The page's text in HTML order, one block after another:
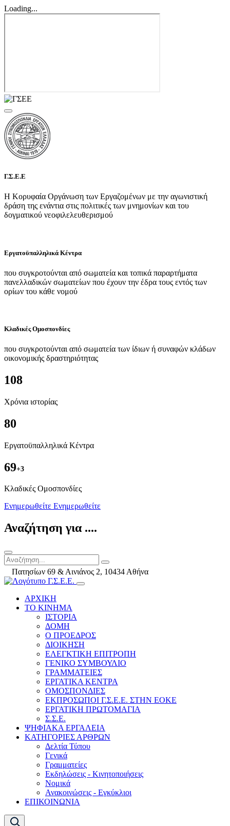
Loading...
Γ.Σ.Ε.Ε
Η Κορυφαία Οργάνωση των Εργαζομένων με την αγωνιστική
δράση της ενάντια στις πολιτικές των μνημονίων και του
δογματικού νεοφιλελευθερισμού
Εργατοϋπαλληλικά Κέντρα
που συγκροτούνται από σωματεία και τοπικά παραρτήματα
πανελλαδικών σωματείων που έχουν την έδρα τους εντός των
ορίων του κάθε νομού
Κλαδικές Ομοσπονδίες
που συγκροτούνται από σωματεία των ίδιων ή συναφών κλάδων
οικονομικής δραστηριότητας
108
Χρόνια ιστορίας
80
Εργατοϋπαλληλικά Κέντρα
69+3
Kλαδικές Ομοσπονδίες
Ενημερωθείτε Ενημερωθείτε
Αναζήτηση για ....
Πατησίων 69 & Αινιάνος 2, 10434 Αθήνα
ΑΡΧΙΚΗ
ΤΟ ΚΙΝΗΜΑ
ΙΣΤΟΡΙΑ
ΔΟΜΗ
Ο ΠΡΟΕΔΡΟΣ
ΔΙΟΙΚΗΣΗ
ΕΛΕΓΚΤΙΚΗ ΕΠΙΤΡΟΠΗ
ΓΕΝΙΚΟ ΣΥΜΒΟΥΛΙΟ
ΓΡΑΜΜΑΤΕΙΕΣ
ΕΡΓΑΤΙΚΑ ΚΕΝΤΡΑ
ΟΜΟΣΠΟΝΔΙΕΣ
ΕΚΠΡΟΣΩΠΟΙ Γ.Σ.Ε.Ε. ΣΤΗΝ ΕΟΚΕ
ΕΡΓΑΤΙΚΗ ΠΡΩΤΟΜΑΓΙΑ
Σ.Σ.Ε.
ΨΗΦΙΑΚΑ ΕΡΓΑΛΕΙΑ
ΚΑΤΗΓΟΡΙΕΣ ΑΡΘΡΩΝ
Δελτία Τύπου
Γενικά
Γραμματείες
Εκδηλώσεις - Κινητοποιήσεις
Νομικά
Ανακοινώσεις - Εγκύκλιοι
ΕΠΙΚΟΙΝΩΝΙΑ